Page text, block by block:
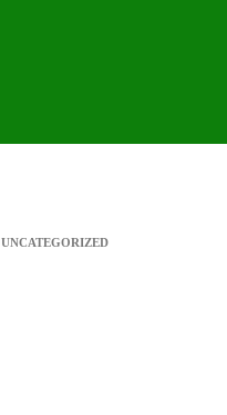
UNCATEGORIZED